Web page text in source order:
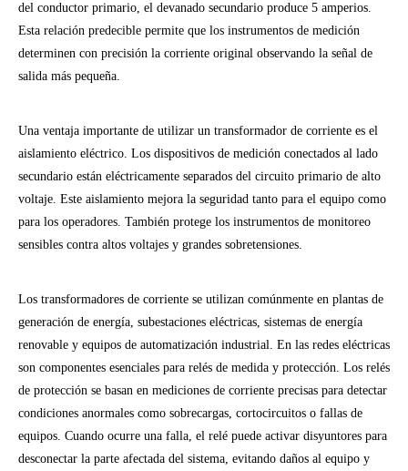
del conductor primario, el devanado secundario produce 5 amperios.
Esta relación predecible permite que los instrumentos de medición
determinen con precisión la corriente original observando la señal de
salida más pequeña.
Una ventaja importante de utilizar un transformador de corriente es el
aislamiento eléctrico. Los dispositivos de medición conectados al lado
secundario están eléctricamente separados del circuito primario de alto
voltaje. Este aislamiento mejora la seguridad tanto para el equipo como
para los operadores. También protege los instrumentos de monitoreo
sensibles contra altos voltajes y grandes sobretensiones.
Los transformadores de corriente se utilizan comúnmente en plantas de
generación de energía, subestaciones eléctricas, sistemas de energía
renovable y equipos de automatización industrial. En las redes eléctricas
son componentes esenciales para relés de medida y protección. Los relés
de protección se basan en mediciones de corriente precisas para detectar
condiciones anormales como sobrecargas, cortocircuitos o fallas de
equipos. Cuando ocurre una falla, el relé puede activar disyuntores para
desconectar la parte afectada del sistema, evitando daños al equipo y